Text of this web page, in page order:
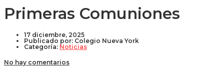
Primeras Comuniones
17 diciembre, 2025
Publicado por: Colegio Nueva York
Categoría: Noticias
No hay comentarios